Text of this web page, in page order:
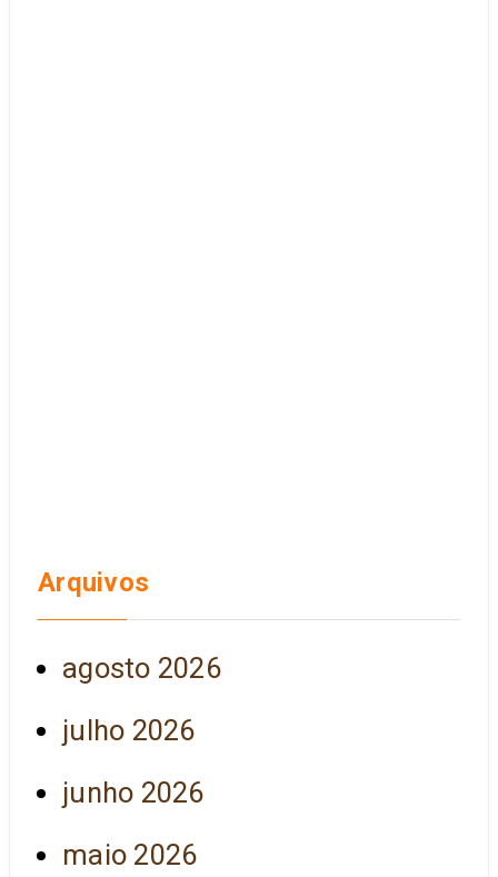
Arquivos
agosto 2026
julho 2026
junho 2026
maio 2026